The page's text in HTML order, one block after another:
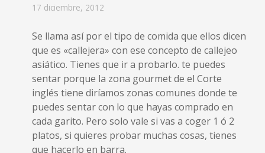
17 diciembre, 2012
Se llama así por el tipo de comida que ellos dicen
que es «callejera» con ese concepto de callejeo
asiático. Tienes que ir a probarlo. te puedes
sentar porque la zona gourmet de el Corte
inglés tiene diríamos zonas comunes donde te
puedes sentar con lo que hayas comprado en
cada garito. Pero solo vale si vas a coger 1 ó 2
platos, si quieres probar muchas cosas, tienes
que hacerlo en barra.